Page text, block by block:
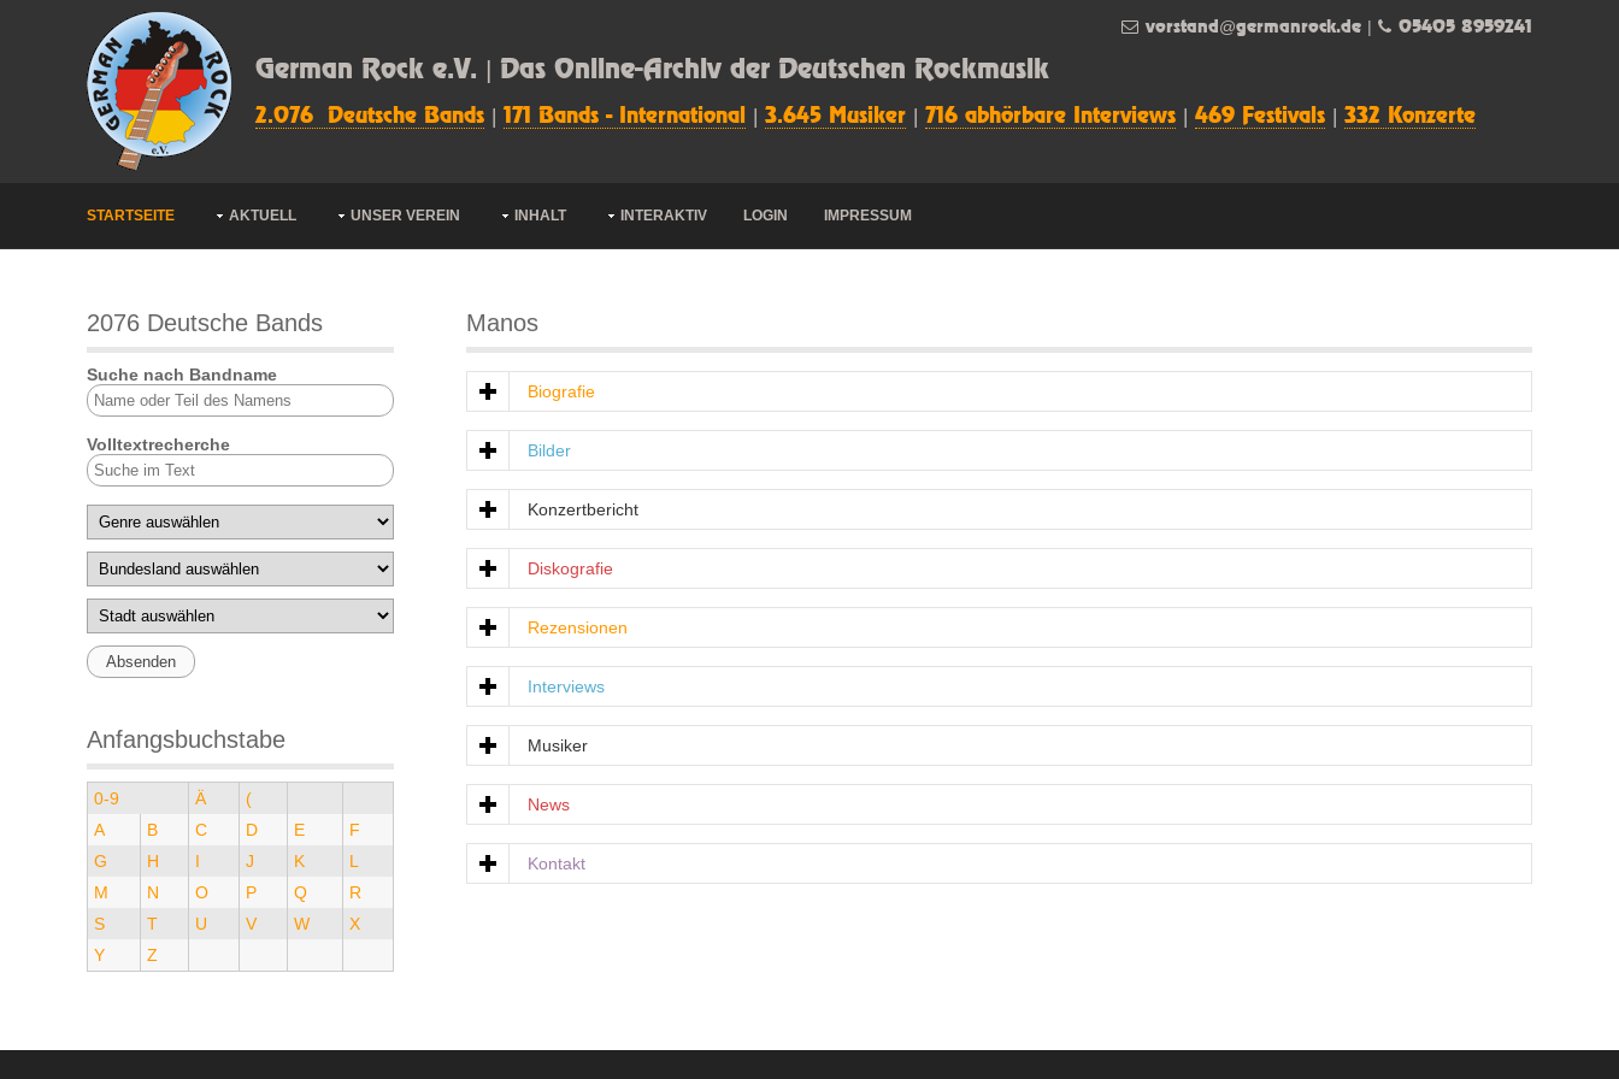
German Rock e.V. | Das Online-Archiv der Deutschen Rockmusik
2.076 Deutsche Bands 171 Bands - International 3.645 Musiker 716 abhörbare Interviews 469 Festivals 332 Konzerte
vorstand@germanrock.de 05405 8959241
STARTSEITE AKTUELL UNSER VEREIN INHALT INTERAKTIV LOGIN IMPRESSUM
2076 Deutsche Bands
Suche nach Bandname
Volltextrecherche
Anfangsbuchstabe
0-9 Ä
(
A
B C D E
F
G
H I J K
L
M
N O P Q
R
S
T U V W
X
Y
Z
Manos
Biografie
Bilder
Konzertbericht
Diskografie
Rezensionen
Interviews
Musiker
News
Kontakt